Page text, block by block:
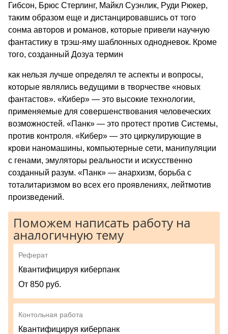
Гибсон, Брюс Стерлинг, Майкл Суэнлик, Руди Рюкер,
таким образом еще и дистанцировавшись от того
сонма авторов и романов, которые привели научную
фантастику в трэш-яму шаблонных однодневок. Кроме
того, созданный Дозуа термин
как нельзя лучше определял те аспекты и вопросы,
которые являлись ведущими в творчестве «новых
фантастов». «Кибер» — это высокие технологии,
применяемые для совершенствования человеческих
возможностей. «Панк» — это протест против Системы,
против контроля. «Кибер» — это циркулирующие в
крови наномашины, компьютерные сети, манипуляции
с генами, эмуляторы реальности и искусственно
созданный разум. «Панк» — анархизм, борьба с
тоталитаризмом во всех его проявлениях, лейтмотив
произведений.
Поможем написать работу на
аналогичную тему
Реферат
Квантифицируя киберпанк
От 850 руб.
Контольная работа
Квантифицируя киберпанк